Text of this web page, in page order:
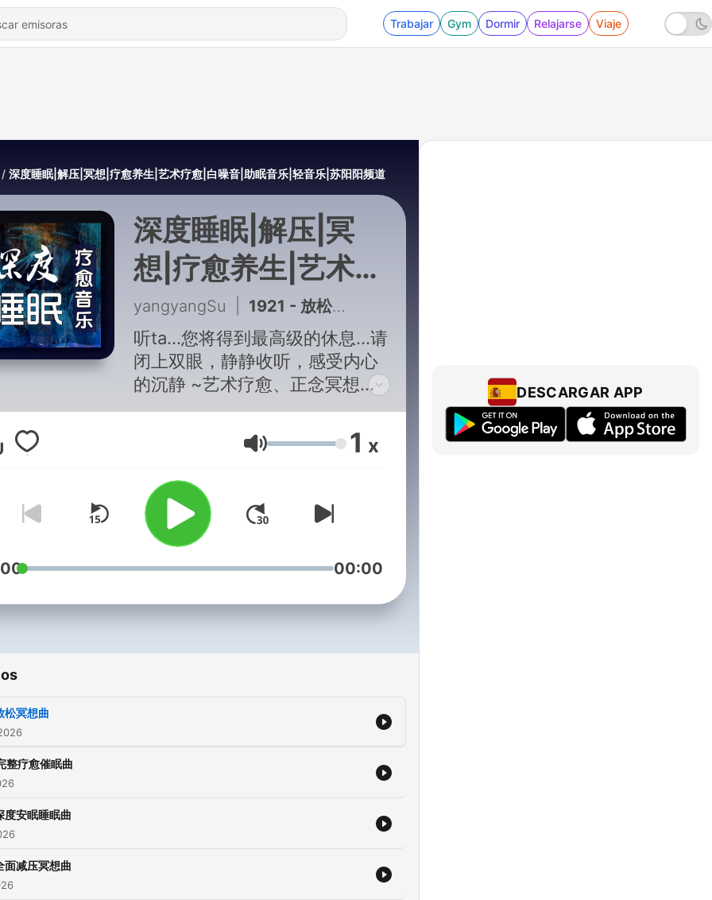
Trabajar Gym Dormir Relajarse Viaje
深度睡眠|解压|冥想|疗愈养生|艺术疗愈|白噪音|助眠音乐|轻音乐|苏阳阳频道
深度睡眠|解压|冥
想|疗愈养生|艺术疗
愈|白噪音|助眠音
乐|轻音乐|苏阳阳频
道
yangyangSu 1921 - 放松冥想曲
听ta...您将得到最高级的休息...请
闭上双眼，静静收听，感受内心
的沉静 ~艺术疗愈、正念冥想，
助眠
Volumen 1 x
00:00
松冥想曲
整疗愈催眠曲
度安眠睡眠曲
面减压冥想曲
DESCARGAR APP